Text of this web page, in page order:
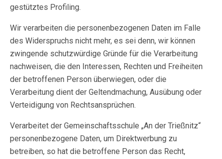
gestütztes Profiling.
Wir verarbeiten die personenbezogenen Daten im Falle
des Widerspruchs nicht mehr, es sei denn, wir können
zwingende schutzwürdige Gründe für die Verarbeitung
nachweisen, die den Interessen, Rechten und Freiheiten
der betroffenen Person überwiegen, oder die
Verarbeitung dient der Geltendmachung, Ausübung oder
Verteidigung von Rechtsansprüchen.
Verarbeitet der Gemeinschaftsschule „An der Trießnitz“
personenbezogene Daten, um Direktwerbung zu
betreiben, so hat die betroffene Person das Recht,